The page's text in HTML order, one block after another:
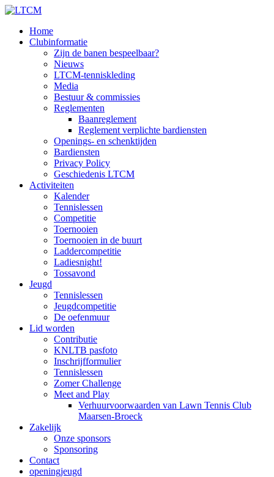
Home
Clubinformatie
Zijn de banen bespeelbaar?
Nieuws
LTCM-tenniskleding
Media
Bestuur & commissies
Reglementen
Baanreglement
Reglement verplichte bardiensten
Openings- en schenktijden
Bardiensten
Privacy Policy
Geschiedenis LTCM
Activiteiten
Kalender
Tennislessen
Competitie
Toernooien
Toernooien in de buurt
Laddercompetitie
Ladiesnight!
Tossavond
Jeugd
Tennislessen
Jeugdcompetitie
De oefenmuur
Lid worden
Contributie
KNLTB pasfoto
Inschrijfformulier
Tennislessen
Zomer Challenge
Meet and Play
Verhuurvoorwaarden van Lawn Tennis Club
Maarsen-Broeck
Zakelijk
Onze sponsors
Sponsoring
Contact
openingjeugd